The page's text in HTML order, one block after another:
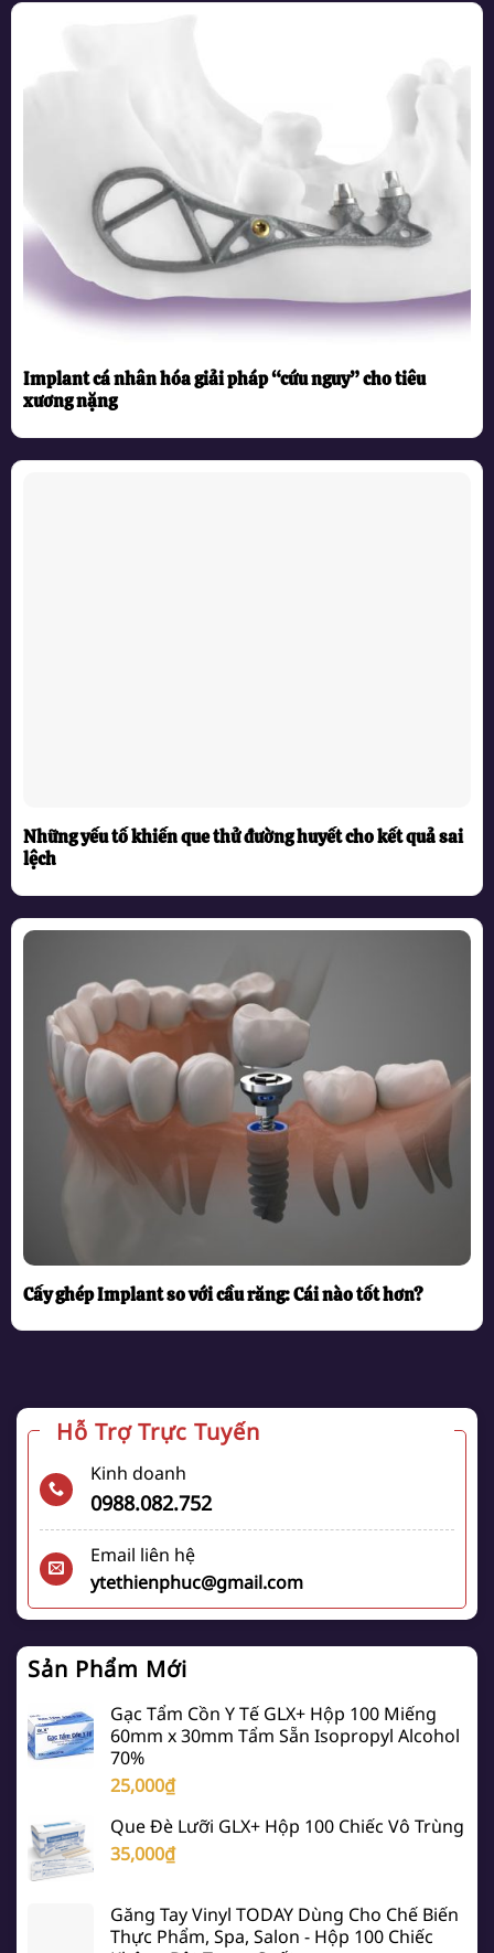
Hỗ Trợ Trực Tuyến
Kinh doanh
0988.082.752
Email liên hệ
ytethienphuc@gmail.com
Sản Phẩm Mới
Gạc Tẩm Cồn Y Tế GLX+ Hộp 100 Miếng
60mm x 30mm Tẩm Sẵn Isopropyl Alcohol
70%
25,000₫
Que Đè Lưỡi GLX+ Hộp 100 Chiếc Vô Trùng
35,000₫
Găng Tay Vinyl TODAY Dùng Cho Chế Biến
Thực Phẩm, Spa, Salon - Hộp 100 Chiếc
Implant cá nhân hóa giải pháp “cứu nguy” cho tiêu
xương nặng
Những yếu tố khiến que thử đường huyết cho kết quả sai
lệch
Cấy ghép Implant so với cầu răng: Cái nào tốt hơn?